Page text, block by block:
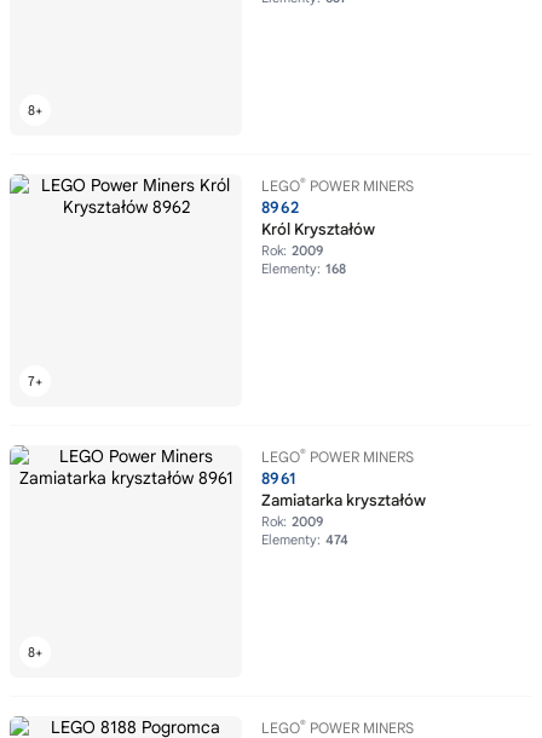
LEGO® POWER MINERS
8962
Król Kryształów
Rok: 2009
Elementy: 168
LEGO® POWER MINERS
8961
Zamiatarka kryształów
Rok: 2009
Elementy: 474
LEGO® POWER MINERS